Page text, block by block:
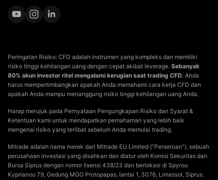
Peringatan Risiko: CFD adalah instrumen yang kompleks dan memiliki
risiko tinggi kehilangan uang dengan cepat akibat leverage. Sebanyak
80% akun investor ritel mengalami kerugian saat trading CFD. Anda
harus mempertimbangkan apakah Anda memahami cara kerja CFD dan
apakah Anda mampu menanggung risiko tinggi kehilangan uang Anda.
Harap merujuk pada Pernyataan Pengungkapan Risiko dan Syarat &
Ketentuan kami untuk mendapatkan pemahaman yang lebih baik
mengenai risiko yang terlibat sebelum Anda memulai trading.
Mitrade adalah nama merek dari Mitrade EU Limited ("Perseroan"), sebuah
perusahaan investasi yang disahkan dan diatur oleh Komisi Sekuritas dan
Bursa Siprus dengan nomor lisensi 438/23 dan berlokasi di Spyrou
Kyprianou 79, Gedung MGO Protopapas, lantai 1, 3076, Limassol, Siprus.